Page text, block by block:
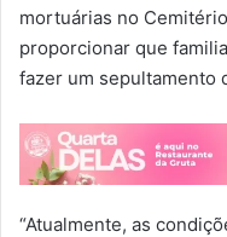
mortuárias no
proporcionar que
fazer um sepultamento
“Atualmente, as